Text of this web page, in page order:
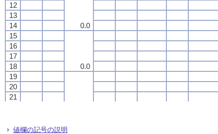
0.0
12
13
14
15
0.0
16
17
18
19
20
21
24
0.0
12
13
14
15
0.0
16
17
18
19
20
21
24
0.0
12
13
14
15
0.0
16
17
18
19
20
21
24
0.0
12
13
14
15
0.0
16
17
18
19
20
21
24
値欄の記号の説明